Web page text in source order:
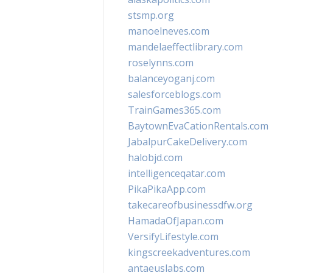
stsmp.org
manoelneves.com
mandelaeffectlibrary.com
roselynns.com
balanceyoganj.com
salesforceblogs.com
TrainGames365.com
BaytownEvaCationRentals.com
JabalpurCakeDelivery.com
halobjd.com
intelligenceqatar.com
PikaPikaApp.com
takecareofbusinessdfw.org
HamadaOfJapan.com
VersifyLifestyle.com
kingscreekadventures.com
antaeuslabs.com